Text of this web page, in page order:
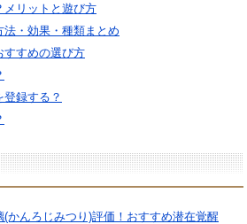
メリットと遊び方
・効果・種類まとめ
すすめの選び方
録する？
(かんろじみつり)評価！おすすめ潜在覚醒